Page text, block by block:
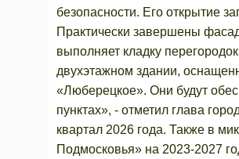
безопасности. Его открытие
Практически завершены
выполняет кладку
двухэтажном здании,
«Люберецкое». Они будут
пунктах», - отметил глава
квартал 2026 года. Также в
Подмосковья» на 2023-2027